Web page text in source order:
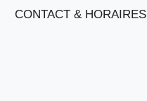
CONTACT & HORAIRES